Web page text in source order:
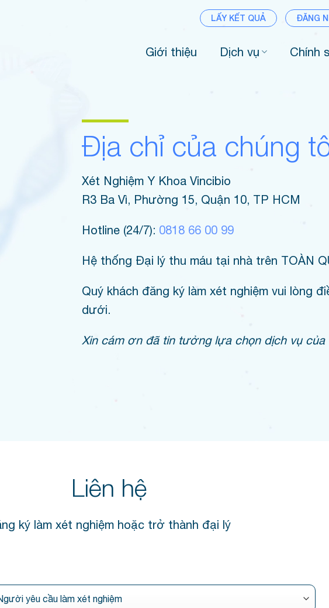
LẤY KẾT QUẢ ĐĂNG
Giới thiệu Dịch vụ Chính
Địa chỉ của chúng
Xét Nghiệm Y Khoa Vincibio
R3 Ba Vì, Phường 15, Quận 10, TP HCM
Hotline (24/7): 0818 66 00 99
Hệ thống Đại lý thu máu tại nhà trên TOÀN
Quý khách đăng ký làm xét nghiệm vui lòng
dưới.
Xin cám ơn đã tin tưởng lựa chọn dịch vụ của
Liên hệ
ký làm xét nghiệm hoặc trở thành đại lý